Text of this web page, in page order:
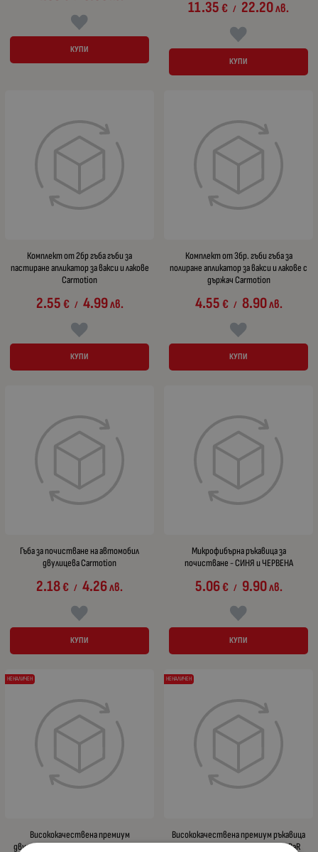
КУПИ
11.35€ / 22.20лв.
КУПИ
Комплект от 2бр гъба гъби за
пастиране апликатор за вакси и лакове
Carmotion
2.55€ / 4.99лв.
КУПИ
Комплект от 3бр. гъби гъба за
полиране апликатор за вакси и лакове с
държач Carmotion
4.55€ / 8.90лв.
КУПИ
Гъба за почистване на автомобил
двулицева Carmotion
2.18€ / 4.26лв.
КУПИ
Микрофибърна ръкавица за
почистване - СИНЯ и ЧЕРВЕНА
5.06€ / 9.90лв.
КУПИ
Висококачествена премиум
двустранна ръкавица от естествен
НЕНАЛИЧЕН
Висококачествена премиум ръкавица
за почистване и полиране Tom-PaR
НЕНАЛИЧЕН